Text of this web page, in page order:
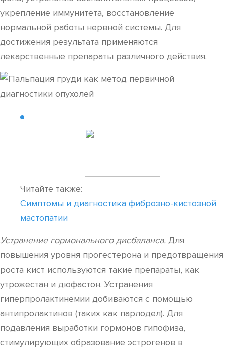
укрепление иммунитета, восстановление
нормальной работы нервной системы. Для
достижения результата применяются
лекарственные препараты различного действия.
Читайте также:
Симптомы и диагностика фиброзно-кистозной
мастопатии
Устранение гормонального дисбаланса. Для
повышения уровня прогестерона и предотвращения
роста кист используются такие препараты, как
утрожестан и дюфастон. Устранения
гиперпролактинемии добиваются с помощью
антипролактинов (таких как парлодел). Для
подавления выработки гормонов гипофиза,
стимулирующих образование эстрогенов в